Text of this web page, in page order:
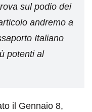
sul podio dei
andremo a
Italiano
potenti al
il Gennaio 8,